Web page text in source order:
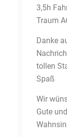
3,5h
Traum
Danke
tollen
Spaß
Wir
Gute